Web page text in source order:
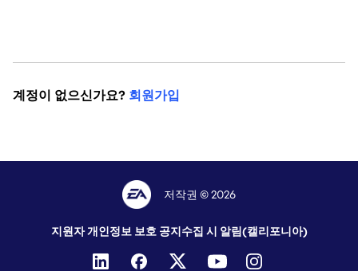
계정이 없으신가요? 회원가입
저작권 © 2026
지원자 개인정보 보호 공지수집 시 알림(캘리포니아)